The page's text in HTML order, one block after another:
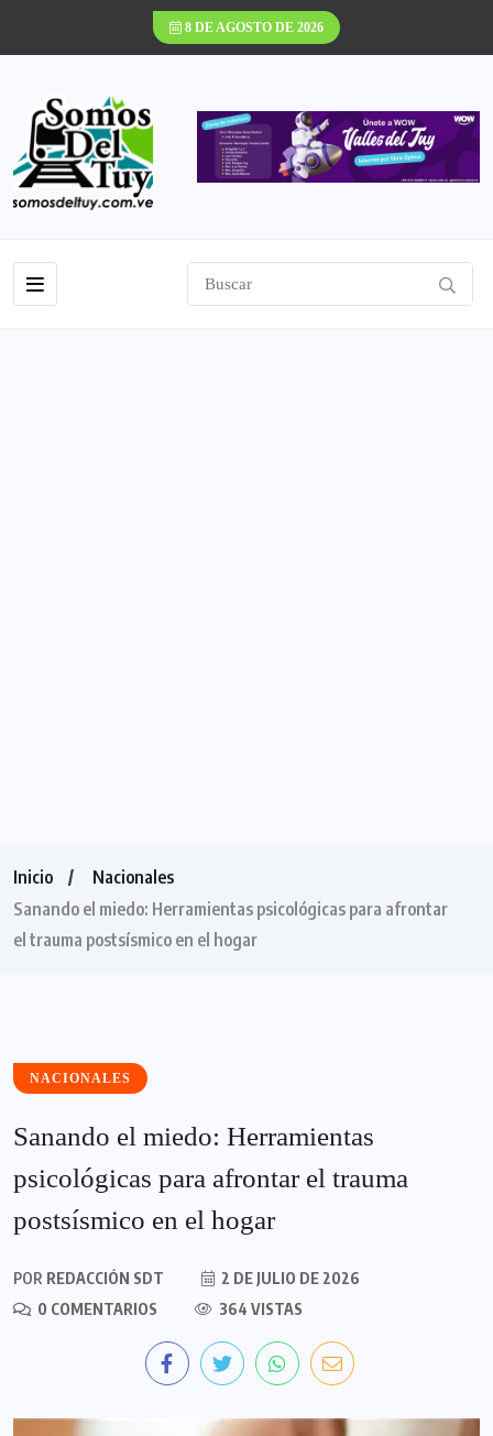
8 DE AGOSTO DE 2026
Inicio
Nacionales
Sanando el miedo: Herramientas psicológicas para afrontar
el trauma postsísmico en el hogar
NACIONALES
Sanando el miedo: Herramientas
psicológicas para afrontar el trauma
postsísmico en el hogar
POR REDACCIÓN SDT
2 DE JULIO DE 2026
0 COMENTARIOS
364 VISTAS